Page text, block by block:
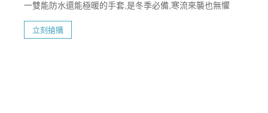
一雙能防水還能極暖的手套,是冬季必備,寒流來襲也無懼
立刻搶購